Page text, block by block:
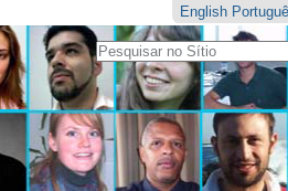
English
Pesquisar
Pesquisa
Avançada…